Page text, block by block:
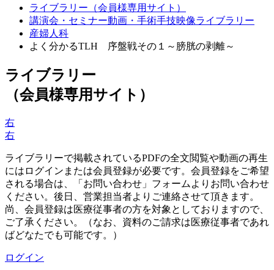
ライブラリー（会員様専用サイト）
講演会・セミナー動画・手術手技映像ライブラリー
産婦人科
よく分かるTLH 序盤戦その１～膀胱の剥離～
ライブラリー
（会員様専用サイト）
右
右
ライブラリーで掲載されているPDFの全文閲覧や動画の再生
にはログインまたは会員登録が必要です。会員登録をご希望
される場合は、「お問い合わせ」フォームよりお問い合わせ
ください。後日、営業担当者よりご連絡させて頂きます。
尚、会員登録は医療従事者の方を対象としておりますので、
ご了承ください。（なお、資料のご請求は医療従事者であれ
ばどなたでも可能です。）
ログイン